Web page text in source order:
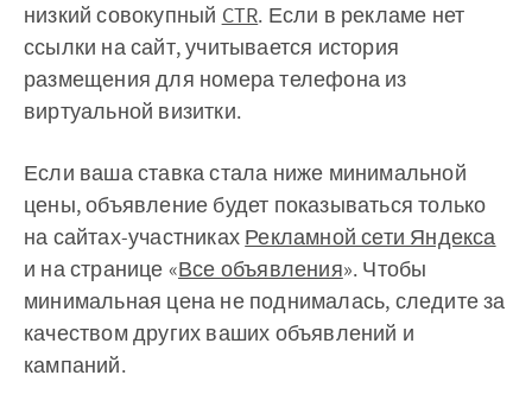
низкий совокупный CTR. Если в рекламе нет
ссылки на сайт, учитывается история
размещения для номера телефона из
виртуальной визитки.
Если ваша ставка стала ниже минимальной
цены, объявление будет показываться только
на сайтах-участниках Рекламной сети Яндекса
и на странице «Все объявления». Чтобы
минимальная цена не поднималась, следите за
качеством других ваших объявлений и
кампаний.